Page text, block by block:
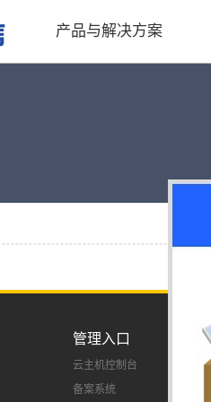
产品与解决方案
管理入口
云主机控制台
备案系统